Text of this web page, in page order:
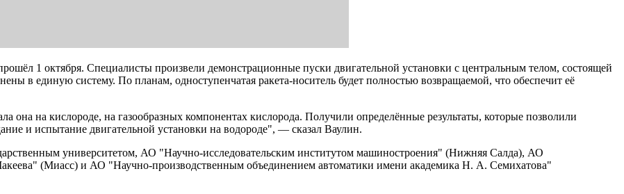
1 октября. Специалисты произвели демонстрационные пуски двигательной установки с центральным телом, состоящей
в единую систему. По планам, одноступенчатая ракета-носитель будет полностью возвращаемой, что обеспечит её
она на кислороде, на газообразных компонентах кислорода. Получили определённые результаты, которые позволили
и испытание двигательной установки на водороде", — сказал Ваулин.
университетом, АО "Научно-исследовательским институтом машиностроения" (Нижняя Салда), АО
(Миасс) и АО "Научно-производственным объединением автоматики имени академика Н. А. Семихатова"